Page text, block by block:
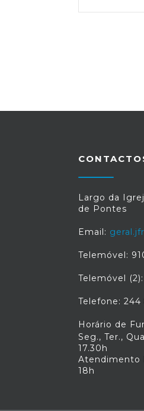
normalidade.
Largo da
de Pontes
Email:
Telemóvel:
Telemóvel
Telefone: 244
Horário de
Seg., Ter.,
17.30h
Atendimento
18h